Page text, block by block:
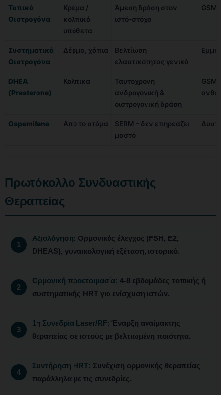
Τοπικά
Οιστρογόνα
Κρέμα /
κολπικά
υπόθετα
Άμεση δράση στον
ιστό-στόχο
GSM,
Συστηματικά
Οιστρογόνα
Δέρμα, χάπια
Βελτίωση
ελαστικότητας γενικά
DHEA
(Prasterone)
Κολπικά
Ταυτόχρονη
ανδρογονική &
οιστρογονική δράση
GSM
Ospemifene Από το στόμα
SERM – δεν επηρεάζει
μαστό
Πρωτόκολλο Συνδυαστικής
Θεραπείας
Αξιολόγηση: Ορμονικός έλεγχος (FSH, E2,
DHEAS), γυναικολογική εξέταση, ιστορικό.
Ορμονική προετοιμασία: 4-8 εβδομάδες τοπικής ή
συστηματικής ΗRT για ενίσχυση ιστών.
1η Συνεδρία Laser/RF: Έναρξη αναίμακτης
θεραπείας σε ιστούς με βελτιωμένη ποιότητα.
Συντήρηση ΗRT: Συνέχιση ορμονικής θεραπείας
παράλληλα με τις συνεδρίες.